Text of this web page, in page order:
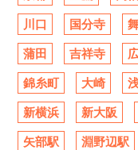
川口 国分寺
蒲田 吉祥寺
錦糸町 大崎
新横浜 新大阪
矢部駅 淵野辺駅